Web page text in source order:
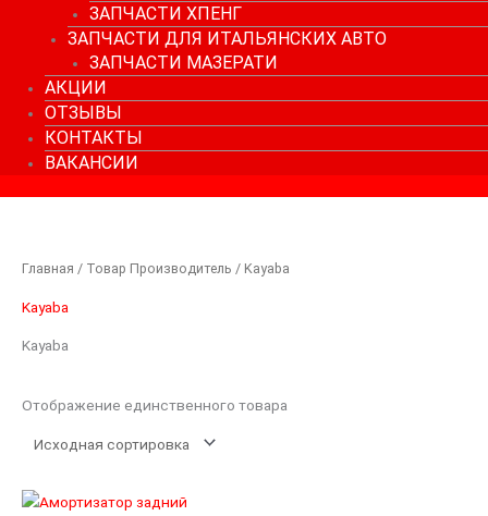
ЗАПЧАСТИ ХПЕНГ
ЗАПЧАСТИ ДЛЯ ИТАЛЬЯНСКИХ АВТО
ЗАПЧАСТИ МАЗЕРАТИ
АКЦИИ
ОТЗЫВЫ
КОНТАКТЫ
ВАКАНСИИ
Главная / Товар Производитель / Kayaba
Kayaba
Kayaba
Отображение единственного товара